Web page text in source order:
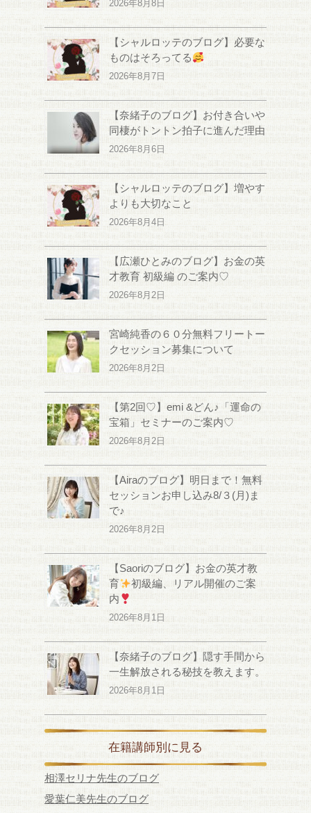
2026年8月8日
【シャルロッテのブログ】必要な
ものはそろってる
2026年8月7日
【奈緒子のブログ】お付き合いや
同棲がトントン拍子に進んだ理由
2026年8月6日
【シャルロッテのブログ】増やす
よりも大切なこと
2026年8月4日
【広瀬ひとみのブログ】お金の英
才教育 初級編 のご案内♡
2026年8月2日
宮崎純香の６０分無料フリートー
クセッション募集について
2026年8月2日
【第2回♡】emi &どん♪「運命の
宝箱」セミナーのご案内♡
2026年8月2日
【Airaのブログ】明日まで！無料
セッションお申し込み8/３(月)ま
で♪
2026年8月2日
【Saoriのブログ】お金の英才教
育
初級編、リアル開催のご案
内
2026年8月1日
【奈緒子のブログ】隠す手間から
一生解放される秘技を教えます。
2026年8月1日
在籍講師別に見る
相澤セリナ先生のブログ
愛葉仁美先生のブログ